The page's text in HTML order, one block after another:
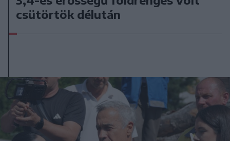
csütörtök délután